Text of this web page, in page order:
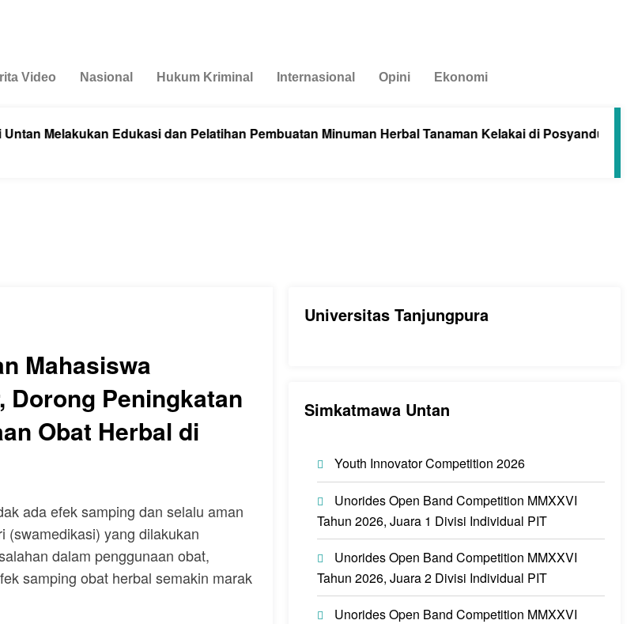
Video Nasional Hukum Kriminal Internasional Opini Ekonomi
Edukasi dan Pelatihan Pembuatan Minuman Herbal Tanaman Kelakai di Posyandu Seroja Sungai
Mahasiswa
Dorong Peningkatan
Obat Herbal di
ada efek samping dan selalu aman
(swamedikasi) yang dilakukan
dalam penggunaan obat,
samping obat herbal semakin marak
Universitas Tanjungpura
Simkatmawa Untan
Youth Innovator Competition 2026
Unorides Open Band Competition MMXXVI
Tahun 2026, Juara 1 Divisi Individual PIT
Unorides Open Band Competition MMXXVI
Tahun 2026, Juara 2 Divisi Individual PIT
Unorides Open Band Competition MMXXVI